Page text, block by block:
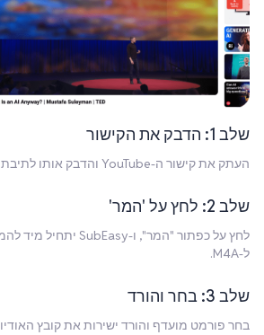
שלב 1: הדבק את הקישור
העתק את קישור ה-YouTube והדבק אותו לתיבת החיפוש.
שלב 2: לחץ על 'המר'
ל-M4A.
שלב 3: בחר והורד
בחר פורמט מועדף והורד ישירות את קובץ האודיו X(Twitter).